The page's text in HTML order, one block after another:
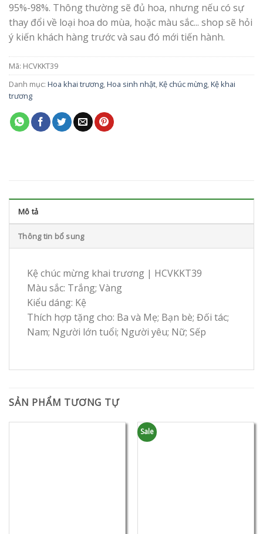
95%-98%. Thông thường sẽ đủ hoa, nhưng nếu có sự
thay đổi về loại hoa do mùa, hoặc màu sắc... shop sẽ hỏi
ý kiến khách hàng trước và sau đó mới tiến hành.
Mã: HCVKKT39
Danh mục: Hoa khai trương,Hoa sinh nhật,Kệ chúc mừng,Kệ khai
trương
Mô tả
Thông tin bổ sung
Kệ chúc mừng khai trương | HCVKKT39
Màu sắc: Trắng; Vàng
Kiểu dáng: Kệ
Thích hợp tặng cho: Ba và Mẹ; Bạn bè; Đối tác;
Nam; Người lớn tuổi; Người yêu; Nữ; Sếp
SẢN PHẨM TƯƠNG TỰ
Sale